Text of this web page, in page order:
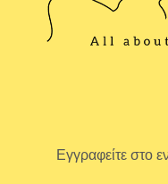
Εγγραφείτε στο